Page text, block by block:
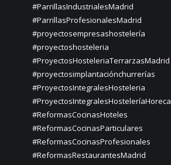
#ParrillasIndustrialesMadrid
#ParrillasProfesionalesMadrid
#proyectosempresashostelería
#proyectoshosteleria
#ProyectosHosteleriaTerrarzasMadrid
#proyectosimplantaciónchurrerías
#ProyectosIntegralesHosteleria
#ProyectosIntegralesHosteleríaHoreca
#ReformasCocinasHoteles
#ReformasCocinasParticulares
#ReformasCocinasProfesionales
#ReformasRestaurantesMadrid